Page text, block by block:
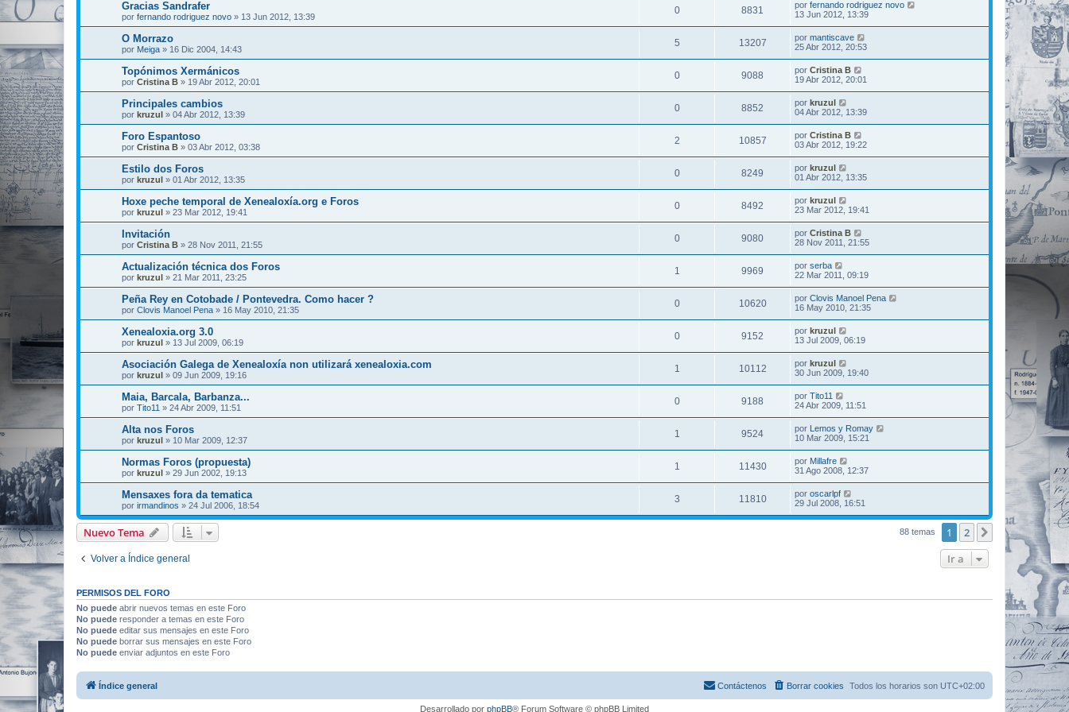
Gracias Sandrafer
por fernando rodriguez novo » 13 Jun 2012, 13:39
0 8831 por fernando rodriguez novo
13 Jun 2012, 13:39
O Morrazo
por Meiga » 16 Dic 2004, 14:43
5 13207 por mantiscave
25 Abr 2012, 20:53
Topónimos Xermánicos
por Cristina B » 19 Abr 2012, 20:01
0 9088 por Cristina B
19 Abr 2012, 20:01
Principales cambios
por kruzul » 04 Abr 2012, 13:39
0 8852 por kruzul
04 Abr 2012, 13:39
Foro Espantoso
por Cristina B » 03 Abr 2012, 03:38
2 10857 por Cristina B
03 Abr 2012, 19:22
Estilo dos Foros
por kruzul » 01 Abr 2012, 13:35
0 8249 por kruzul
01 Abr 2012, 13:35
Hoxe peche temporal de Xenealoxía.org e Foros
por kruzul » 23 Mar 2012, 19:41
0 8492 por kruzul
23 Mar 2012, 19:41
Invitación
por Cristina B » 28 Nov 2011, 21:55
0 9080 por Cristina B
28 Nov 2011, 21:55
Actualización técnica dos Foros
por kruzul » 21 Mar 2011, 23:25
1 9969 por serba
22 Mar 2011, 09:19
Peña Rey en Cotobade / Pontevedra. Como hacer ?
por Clovis Manoel Pena » 16 May 2010, 21:35
0 10620 por Clovis Manoel Pena
16 May 2010, 21:35
Xenealoxia.org 3.0
por kruzul » 13 Jul 2009, 06:19
0 9152 por kruzul
13 Jul 2009, 06:19
Asociación Galega de Xenealoxía non utilizará xenealoxia.com
por kruzul » 09 Jun 2009, 19:16
1 10112 por kruzul
30 Jun 2009, 19:40
Maia, Barcala, Barbanza...
por Tito11 » 24 Abr 2009, 11:51
0 9188 por Tito11
24 Abr 2009, 11:51
Alta nos Foros
por kruzul » 10 Mar 2009, 12:37
1 9524 por Lemos y Romay
10 Mar 2009, 15:21
Normas Foros (propuesta)
por kruzul » 29 Jun 2002, 19:13
1 11430 por Millafre
31 Ago 2008, 12:37
Mensaxes fora da tematica
por irmandinos » 24 Jul 2006, 18:54
3 11810 por oscarlpf
29 Jul 2008, 16:51
Nuevo Tema 88 temas 1 2 Siguiente
Volver a Índice general Ir a
PERMISOS DEL FORO
No puede abrir nuevos temas en este Foro
No puede responder a temas en este Foro
No puede editar sus mensajes en este Foro
No puede borrar sus mensajes en este Foro
No puede enviar adjuntos en este Foro
Índice general Todos los horarios son UTC+02:00
Borrar cookies
Contáctenos
Desarrollado por phpBB® Forum Software © phpBB Limited